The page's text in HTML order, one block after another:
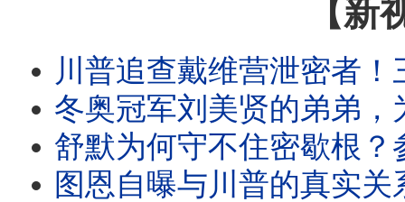
【新
川普追查戴维营泄密者！三种说法互相矛盾？白宫突然换路，
冬奥冠军刘美贤的弟弟，为何突然称霸加州女子体育？川普演讲救孩子，一个
舒默为何守不住密歇根？参议员初选进步派爆冷胜出，揭开民主党真正
图恩自曝与川普的真实关系。布兰奇确认闯过第一关。